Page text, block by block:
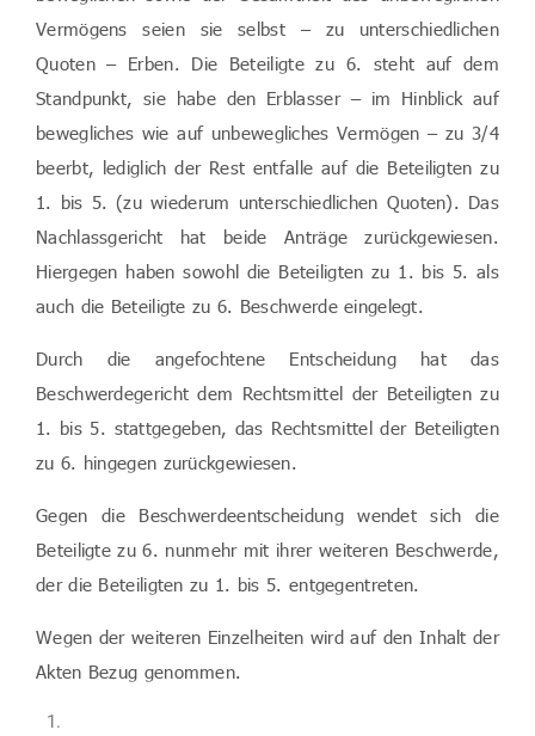
Vermögens seien sie selbst – zu unterschiedlichen
Quoten – Erben. Die Beteiligte zu 6. steht auf dem
Standpunkt, sie habe den Erblasser – im Hinblick auf
bewegliches wie auf unbewegliches Vermögen – zu 3/4
beerbt, lediglich der Rest entfalle auf die Beteiligten zu
1. bis 5. (zu wiederum unterschiedlichen Quoten). Das
Nachlassgericht hat beide Anträge zurückgewiesen.
Hiergegen haben sowohl die Beteiligten zu 1. bis 5. als
auch die Beteiligte zu 6. Beschwerde eingelegt.
Durch die angefochtene Entscheidung hat das
Beschwerdegericht dem Rechtsmittel der Beteiligten zu
1. bis 5. stattgegeben, das Rechtsmittel der Beteiligten
zu 6. hingegen zurückgewiesen.
Gegen die Beschwerdeentscheidung wendet sich die
Beteiligte zu 6. nunmehr mit ihrer weiteren Beschwerde,
der die Beteiligten zu 1. bis 5. entgegentreten.
Wegen der weiteren Einzelheiten wird auf den Inhalt der
Akten Bezug genommen.